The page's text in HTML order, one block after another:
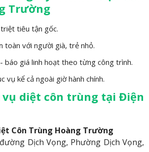
Trường
tiêu tận gốc.
toàn với người già, trẻ nhỏ.
báo giá linh hoạt theo từng công trình.
vụ kể cả ngoài giờ hành chính.
vụ diệt côn trùng tại Điện
Côn Trùng Hoàng Trường
Dịch Vọng, Phường Dịch Vọng,